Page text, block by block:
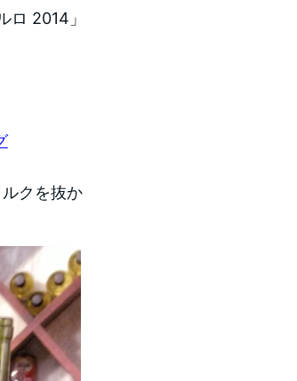
ロ 2014」
クを抜か